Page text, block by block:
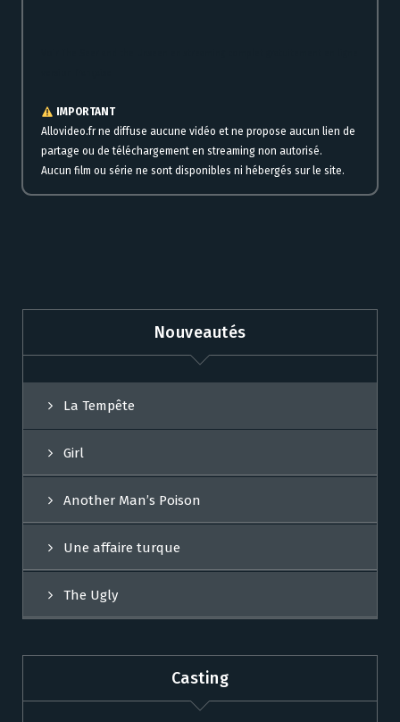
IMPORTANT
Allovideo.fr ne diffuse aucune vidéo et ne propose aucun lien de
partage ou de téléchargement en streaming non autorisé.
Aucun film ou série ne sont disponibles ni hébergés sur le site.
Nouveautés
La Tempête
Girl
Another Man’s Poison
Une affaire turque
The Ugly
Casting